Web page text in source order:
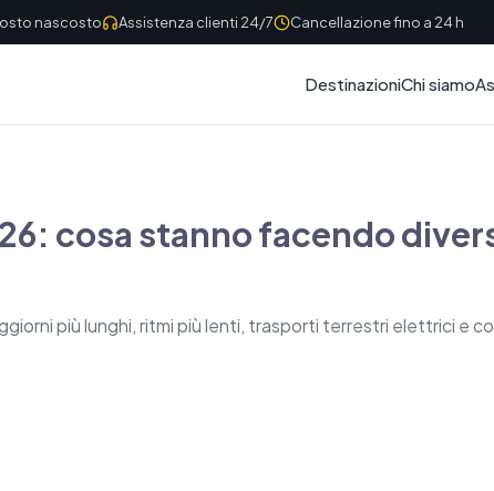
nascosto Assistenza clienti 24/7 Cancellazione fino a 24 h
DestinazioniChi siamo
cosa stanno facendo
più lunghi, ritmi più lenti, trasporti terrestri elettrici e